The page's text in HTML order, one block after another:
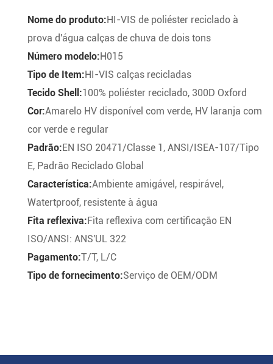
Nome do produto: HI-VIS de poliéster reciclado à
prova d'água calças de chuva de dois tons
Número modelo: H015
Tipo de Item: HI-VIS calças recicladas
Tecido Shell:100% poliéster reciclado, 300D Oxford
Cor:Amarelo HV disponível com verde, HV laranja com
cor verde e regular
Padrão: EN ISO 20471/Classe 1, ANSI/ISEA-107/Tipo
E, Padrão Reciclado Global
Característica:Ambiente amigável, respirável,
Watertproof, resistente à água
Fita reflexiva: Fita reflexiva com certificação EN
ISO/ANSI: ANS'UL 322
Pagamento:T/T, L/C
Tipo de fornecimento:Serviço de OEM/ODM